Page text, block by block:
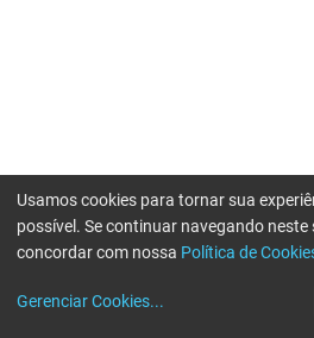
Usamos cookies para tornar sua
possível. Se continuar navegando neste
concordar com nossa Política de
Gerenciar Cookies...
Erro ao enviar informações, por favor